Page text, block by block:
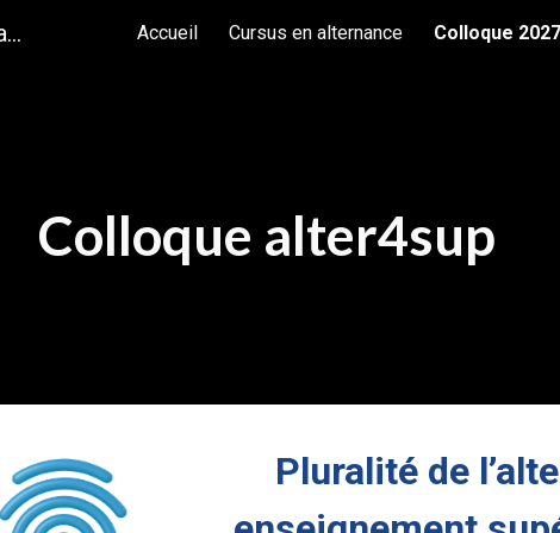
to main content Skip to navigation
alter4sup - L'enseignement supérieur autrement. Accueil Cursus en alternance Colloque 2027
Colloque alter4sup
Pluralité de